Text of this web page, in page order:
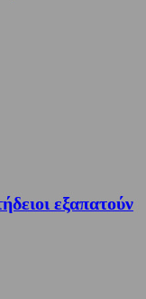
εξαπατούν